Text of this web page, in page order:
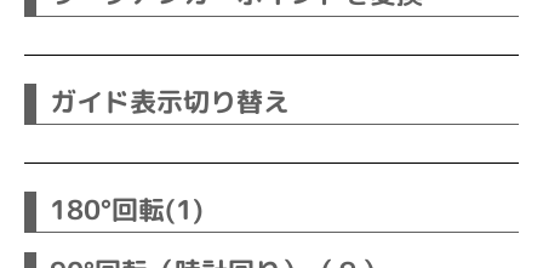
ガイド表示切り替え
180°回転(1)